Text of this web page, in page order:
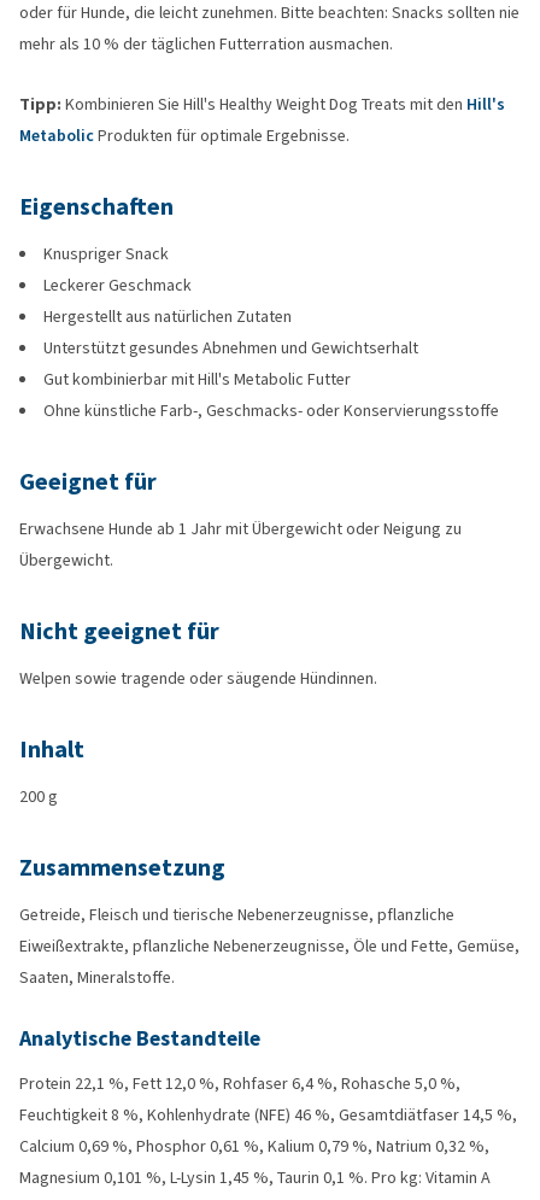
oder für Hunde, die leicht zunehmen. Bitte beachten: Snacks sollten nie
mehr als 10 % der täglichen Futterration ausmachen.
Tipp: Kombinieren Sie Hill's Healthy Weight Dog Treats mit den Hill's
MetabolicProdukten für optimale Ergebnisse.
Eigenschaften
Knuspriger Snack
Leckerer Geschmack
Hergestellt aus natürlichen Zutaten
Unterstützt gesundes Abnehmen und Gewichtserhalt
Gut kombinierbar mit Hill's Metabolic Futter
Ohne künstliche Farb-, Geschmacks- oder Konservierungsstoffe
Geeignet für
Erwachsene Hunde ab 1 Jahr mit Übergewicht oder Neigung zu
Übergewicht.
Nicht geeignet für
Welpen sowie tragende oder säugende Hündinnen.
Inhalt
200 g
Zusammensetzung
Getreide, Fleisch und tierische Nebenerzeugnisse, pflanzliche
Eiweißextrakte, pflanzliche Nebenerzeugnisse, Öle und Fette, Gemüse,
Saaten, Mineralstoffe.
Analytische Bestandteile
Protein 22,1 %, Fett 12,0 %, Rohfaser 6,4 %, Rohasche 5,0 %,
Feuchtigkeit 8 %, Kohlenhydrate (NFE) 46 %, Gesamtdiätfaser 14,5 %,
Calcium 0,69 %, Phosphor 0,61 %, Kalium 0,79 %, Natrium 0,32 %,
Magnesium 0,101 %, L-Lysin 1,45 %, Taurin 0,1 %. Pro kg: Vitamin A